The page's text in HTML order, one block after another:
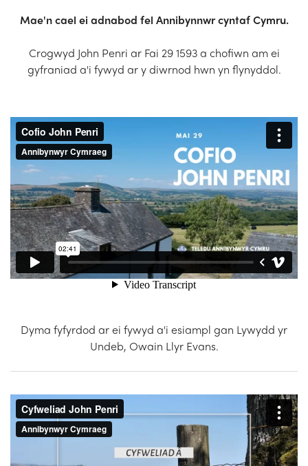
Cysylltwch â Ni
Mae'n cael ei adnabod fel Annibynnwr cyntaf Cymru.
Crogwyd John Penri ar Fai 29 1593 a chofiwn am ei
gyfraniad a'i fywyd ar y diwrnod hwn yn flynyddol.
Dyma fyfyrdod ar ei fywyd a'i esiampl gan Lywydd yr
Undeb, Owain Llyr Evans.